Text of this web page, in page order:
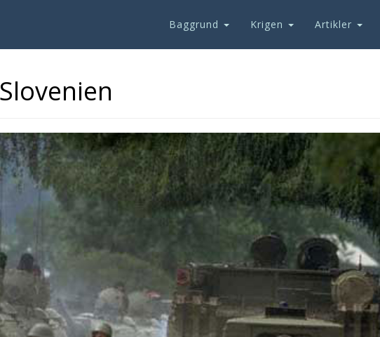
Baggrund Krigen Artikler